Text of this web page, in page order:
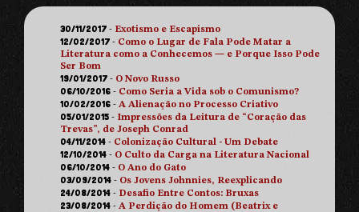
30/11/2017 - Exotismo e Escapismo
12/02/2017 - Como o Lugar de Fala Pode Matar a
Literatura como a Conhecemos — e Porque Isso Pode
Ser Bom
19/01/2017 - O Novo Russo
06/10/2016 - Como Seria a Vida sob o Comunismo?
10/02/2016 -A Alienação no Processo Criativo
05/01/2015 - Impressões da Leitura de “Coração das
Trevas”, de Joseph Conrad
04/11/2014 - Colonização Cultural - Um Debate
12/10/2014 - O Culto da Carga na Literatura Nacional
06/10/2014 - O Ano do Gato
03/09/2014 - Os Jovens Johnnies, Reexplicando
24/08/2014 - Desafio Entre Contos: Bruxas
23/08/2014 -A Perdição do Homem (Beatrix e